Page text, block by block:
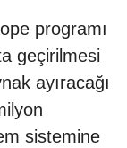
programı
geçirilmesi
ayıracağı
sistemine